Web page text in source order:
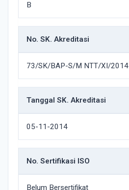
B
No. SK. Akreditasi
73/SK/BAP-S/M NTT/XI/2014
Tanggal SK. Akreditasi
05-11-2014
No. Sertifikasi ISO
Belum Bersertifikat